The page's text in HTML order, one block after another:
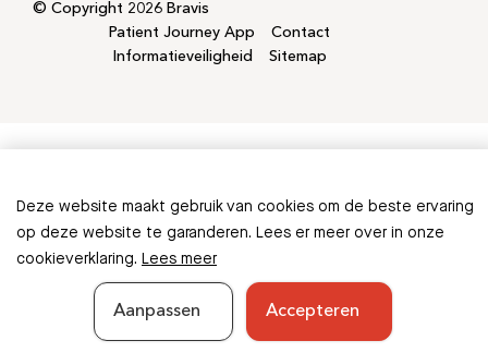
Deze website maakt gebruik van cookies om de beste ervaring
op deze website te garanderen. Lees er meer over in onze
cookieverklaring. Lees meer
Aanpassen Accepteren
Ontbreekt er informatie in
deze folder?
Geef feedback
© Copyright 2026 Bravis
Patient Journey App
Contact
Informatieveiligheid
Sitemap